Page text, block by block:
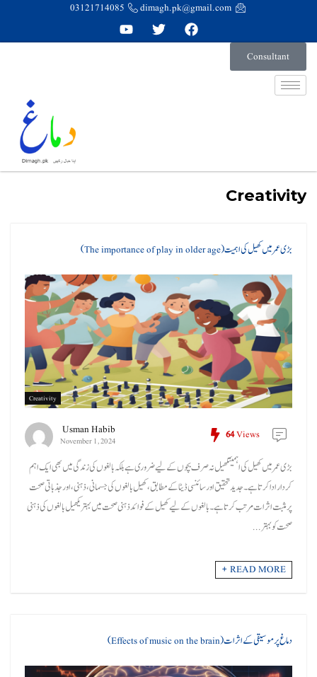
dimagh.pk@gmail.com
03121714085
Consultant
Creativity
بڑی عمر میں کھیل کی اہمیت (The importance of play in older age)
Creativity
Usman Habib
November 1, 2024 64Views
بڑی عمر میں کھیل کی اہمیتکھیل نہ صرف بچوں کے لیے ضروری ہے بلکہ بالغوں کی زندگی میں بھی ایک اہم
کردار ادا کرتا ہے۔ جدید تحقیق اور سائنسی ڈیٹا کے مطابق، کھیل بالغوں کی جسمانی، ذہنی، اور جذباتی صحت
پر مثبت اثرات مرتب کرتا ہے۔بالغوں کے لیے کھیل کے فوائدذہنی صحت میں بہتریکھیل بالغوں کی ذہنی
صحت کو بہتر ...
READ MORE +
دماغ پر موسیقی کے اثرات (Effects of music on the brain)